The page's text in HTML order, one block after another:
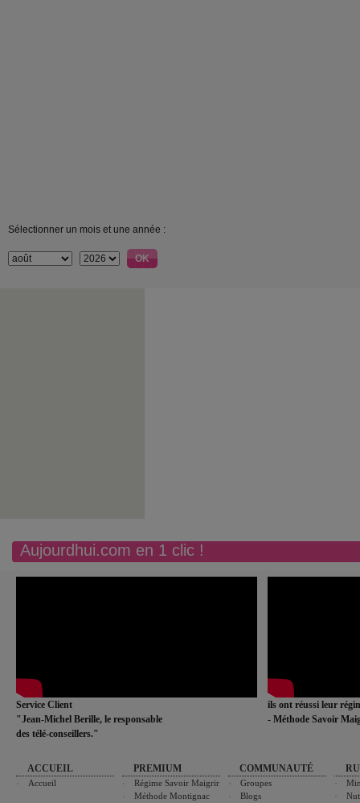
Sélectionner un mois et une année :
Aujourdhui.com en 1 clic !
Service Client
"Jean-Michel Berille, le responsable
des télé-conseillers."
ils ont réussi leur
- Méthode Savoir
ACCUEIL
Accueil
PREMIUM
Régime Savoir Maigrir
Méthode Montignac
COMMUNAUTÉ
Groupes
Blogs